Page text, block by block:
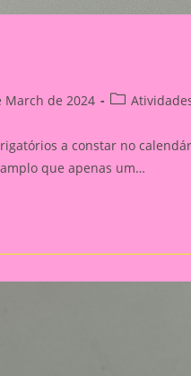
March de 2024
Post
a constar no
que apenas um…